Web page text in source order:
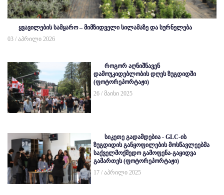
ყვავილების სამყარო – მიმზიდველი სილამაზე და სურნელება
03 / აპრილი 2026
როგორ აღნიშნავენ
დამოუკიდებლობის დღეს ზუგდიდში
(ფოტორეპორტაჟი)
26 / მაისი 2025
სიკეთე გადამდებია - GLC-ის
ზუგდიდის განყოფილების მოსწავლეებმა
საქველმოქმედო გამოფენა-გაყიდვა
გამართეს (ფოტორეპორტაჟი)
17 / აპრილი 2025